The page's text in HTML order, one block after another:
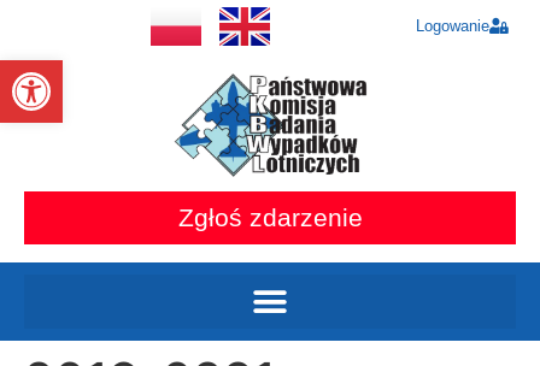
Otwórz pasek narzędzi
Logowanie
Zgłoś zdarzenie